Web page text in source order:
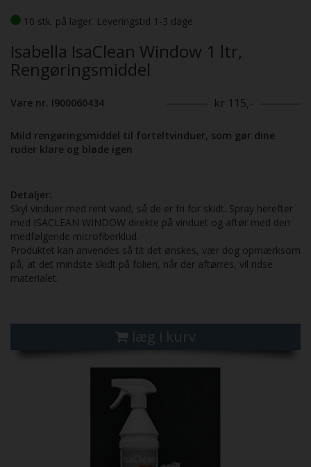
10 stk. på lager. Leveringstid 1-3 dage
Isabella IsaClean Window 1 ltr,
Rengøringsmiddel
Vare nr. I900060434 kr 115,-
Mild rengøringsmiddel til forteltvinduer, som gør dine
ruder klare og bløde igen
Detaljer:
Skyl vinduer med rent vand, så de er fri for skidt. Spray herefter
med ISACLEAN WINDOW direkte på vinduet og aftør med den
medfølgende microfiberklud.
Produktet kan anvendes så tit det ønskes, vær dog opmærksom
på, at det mindste skidt på folien, når der aftørres, vil ridse
materialet.
læg i kurv